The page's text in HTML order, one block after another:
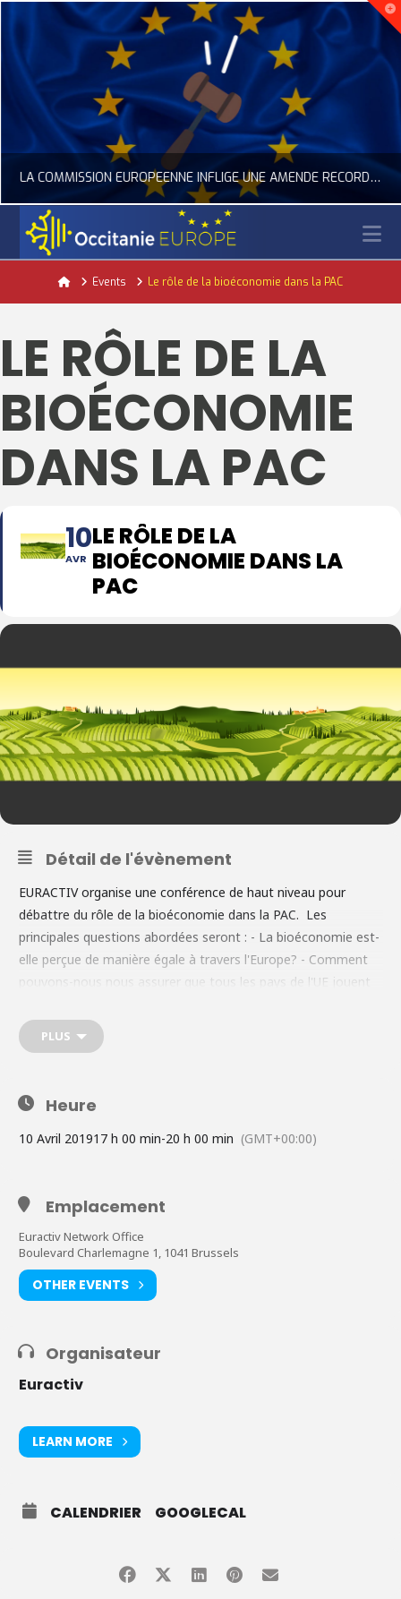
LA COMMISSION EUROPÉENNE INFLIGE UNE AMENDE RECORD À GOOGLE
ACTUALITÉ DE L'UNION EUROPÉENNE, ACTUALITÉ DE LA REPRÉSENTATION D’OCCITANIE EUROPE, NUMÉRIQUE- DIGITAL
JUILLET 24, 2026
HomeEvents Le rôle de la bioéconomie dans la PAC
LE RÔLE DE LA
BIOÉCONOMIE
DANS LA PAC
10
AVR
LE RÔLE DE LA
BIOÉCONOMIE DANS LA
PAC
Détail de l'évènement
EURACTIV organise une conférence de haut niveau pour
débattre du rôle de la bioéconomie dans la PAC. Les
principales questions abordées seront : - La bioéconomie est-
elle perçue de manière égale à travers l'Europe? - Comment
pouvons-nous nous assurer que tous les pays de l'UE jouent
Comment les décideurs publics peuvent-ils résoudre le
problème de l'absence de réglementation des investissements
en résulterait façonnerait-elle les activités des agriculteurs? -
Quel serait le rôle des zones rurales? - Comment le
financement d'Horizon 2020 peut-il produire des résultats
PLUS
Heure
10 Avril 201917 h 00 min-20 h 00 min (GMT+00:00)
Emplacement
Euractiv Network Office
Boulevard Charlemagne 1, 1041 Brussels
OTHER EVENTS
Organisateur
Euractiv
LEARN MORE
CALENDRIER GOOGLECAL